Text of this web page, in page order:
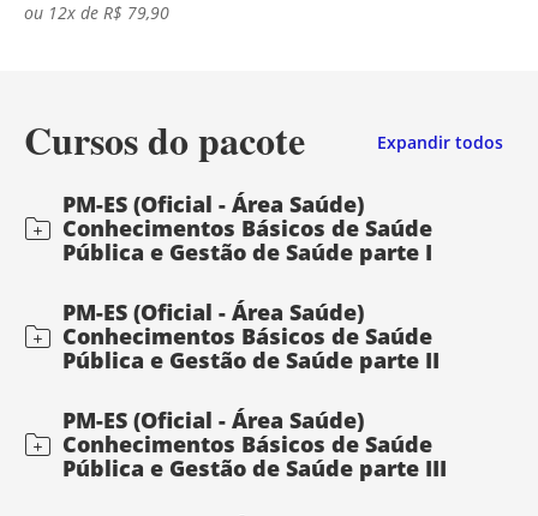
ou 12x de R$ 79,90
Cursos do pacote Expandir todos
PM-ES (Oficial - Área Saúde)
Conhecimentos Básicos de Saúde
Pública e Gestão de Saúde parte I
PM-ES (Oficial - Área Saúde)
Conhecimentos Básicos de Saúde
Pública e Gestão de Saúde parte II
PM-ES (Oficial - Área Saúde)
Conhecimentos Básicos de Saúde
Pública e Gestão de Saúde parte III